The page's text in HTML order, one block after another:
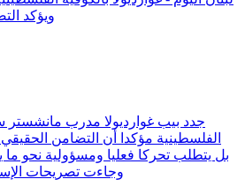
جدد بيب غوارديولا مدرب مانشستر
الفلسطينية مؤكدا أن التضامن
بل يتطلب تحركا فعليا ومسؤولية نحو
وجاءت تصريحات